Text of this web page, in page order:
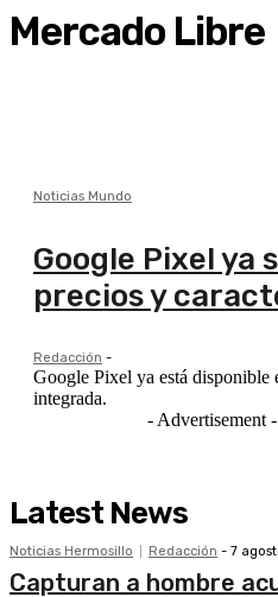
Mercado Libre
Noticias Mundo
Google Pixel ya
precios y
Redacción -
Google Pixel ya está
integrada.
- Advertisement -
Latest News
Noticias Hermosillo Redacción - 7
Capturan a hombre